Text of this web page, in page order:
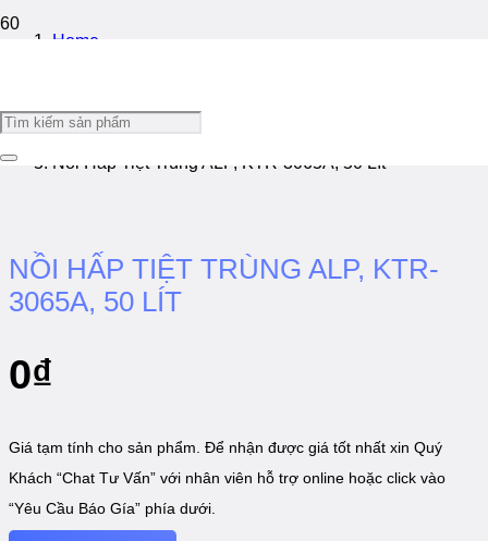
Home
/
Nồi Hấp Tiệt Trùng ALP, KTR-3065A, 50 Lít
NỒI HẤP TIỆT TRÙNG ALP, KTR-
3065A, 50 LÍT
0₫
Giá tạm tính cho sản phẩm. Để nhận được giá tốt nhất xin Quý
Khách “Chat Tư Vấn” với nhân viên hỗ trợ online hoặc click vào
“Yêu Cầu Báo Gía” phía dưới.